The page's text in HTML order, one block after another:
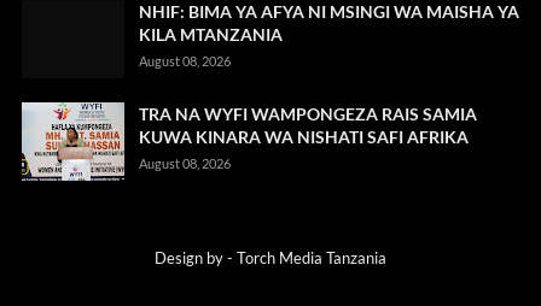
NHIF: BIMA YA AFYA NI MSINGI WA MAISHA YA
KILA MTANZANIA
August 08, 2026
TRA NA WYFI WAMPONGEZA RAIS SAMIA
KUWA KINARA WA NISHATI SAFI AFRIKA
August 08, 2026
Design by - Torch Media Tanzania